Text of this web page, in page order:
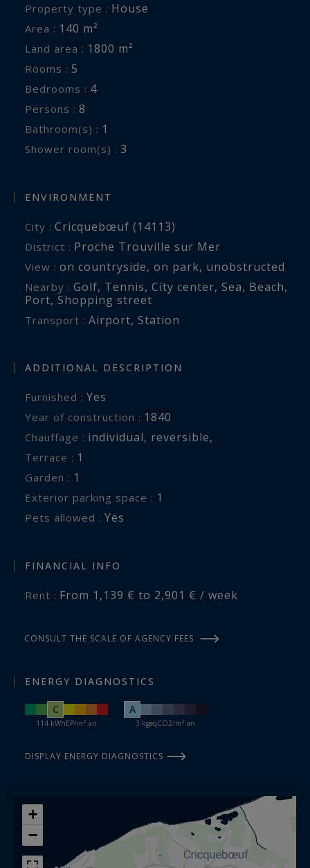
Property type : House
Area : 140 m²
Land area : 1800 m²
Rooms : 5
Bedrooms : 4
Persons : 8
Bathroom(s) : 1
Shower room(s) : 3
ENVIRONMENT
City : Cricquebœuf (14113)
District : Proche Trouville sur Mer
View : on countryside, on park, unobstructed
Nearby : Golf, Tennis, City center, Sea, Beach,
Port, Shopping street
Transport : Airport, Station
ADDITIONAL DESCRIPTION
Furnished : Yes
Year of construction : 1840
Chauffage : individual, reversible,
terrace : 1
garden : 1
exterior parking space : 1
Pets allowed : Yes
FINANCIAL INFO
Rent : From 1,139 € to 2,901 € / week
CONSULT THE SCALE OF AGENCY FEES
ENERGY DIAGNOSTICS
C
114 kWhEP/m².an
A
3 kgeqCO2/m².an
DISPLAY ENERGY DIAGNOSTICS
+
−